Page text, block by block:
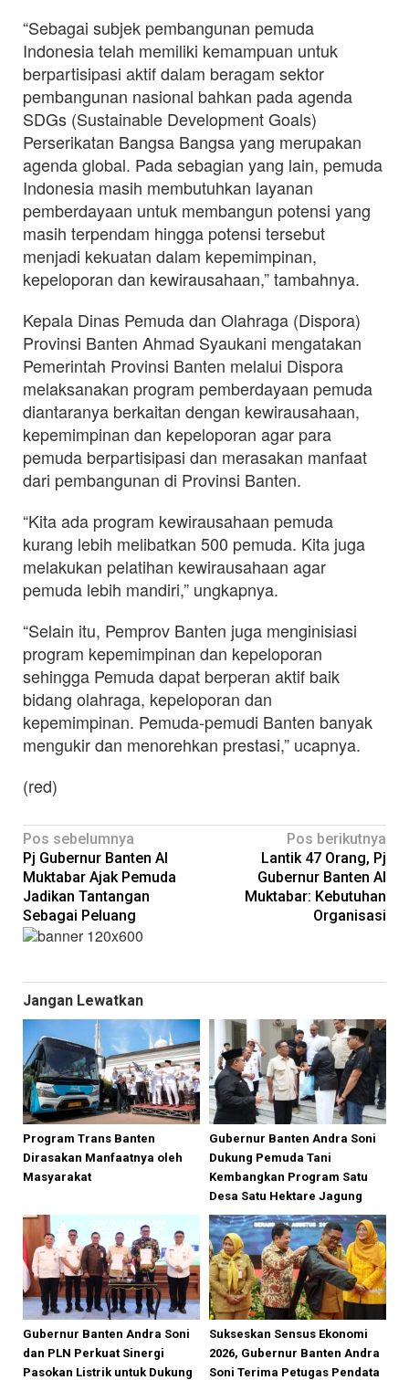
“Sebagai subjek pembangunan pemuda
Indonesia telah memiliki kemampuan untuk
berpartisipasi aktif dalam beragam sektor
pembangunan nasional bahkan pada agenda
SDGs (Sustainable Development Goals)
Perserikatan Bangsa Bangsa yang merupakan
agenda global. Pada sebagian yang lain, pemuda
Indonesia masih membutuhkan layanan
pemberdayaan untuk membangun potensi yang
masih terpendam hingga potensi tersebut
menjadi kekuatan dalam kepemimpinan,
kepeloporan dan kewirausahaan,” tambahnya.
Kepala Dinas Pemuda dan Olahraga (Dispora)
Provinsi Banten Ahmad Syaukani mengatakan
Pemerintah Provinsi Banten melalui Dispora
melaksanakan program pemberdayaan pemuda
diantaranya berkaitan dengan kewirausahaan,
kepemimpinan dan kepeloporan agar para
pemuda berpartisipasi dan merasakan manfaat
dari pembangunan di Provinsi Banten.
“Kita ada program kewirausahaan pemuda
kurang lebih melibatkan 500 pemuda. Kita juga
melakukan pelatihan kewirausahaan agar
pemuda lebih mandiri,” ungkapnya.
“Selain itu, Pemprov Banten juga menginisiasi
program kepemimpinan dan kepeloporan
sehingga Pemuda dapat berperan aktif baik
bidang olahraga, kepeloporan dan
kepemimpinan. Pemuda-pemudi Banten banyak
mengukir dan menorehkan prestasi,” ucapnya.
(red)
Navigasi
pos
Pos sebelumnya
Pj Gubernur Banten Al
Muktabar Ajak Pemuda
Jadikan Tantangan
Sebagai Peluang
Pos berikutnya
Lantik 47 Orang, Pj
Gubernur Banten Al
Muktabar: Kebutuhan
Organisasi
Jangan Lewatkan
Program Trans Banten
Dirasakan Manfaatnya oleh
Masyarakat
Gubernur Banten Andra Soni
Dukung Pemuda Tani
Kembangkan Program Satu
Desa Satu Hektare Jagung
Gubernur Banten Andra Soni
dan PLN Perkuat Sinergi
Pasokan Listrik untuk Dukung
Sukseskan Sensus Ekonomi
2026, Gubernur Banten Andra
Soni Terima Petugas Pendata